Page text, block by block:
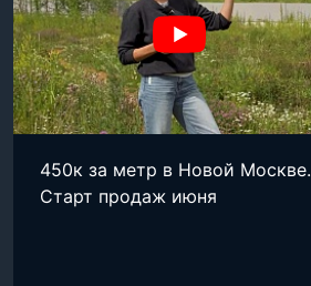
450к за метр в Новой Москве.
Старт продаж июня